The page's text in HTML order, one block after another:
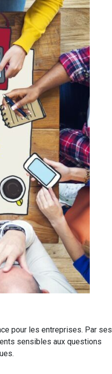
pour les entreprises. Par ses
sensibles aux questions